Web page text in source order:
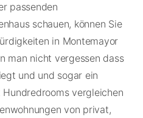
passenden
schauen, können Sie
in Montemayor
man nicht vergessen dass
und und sogar ein
vergleichen
von privat,